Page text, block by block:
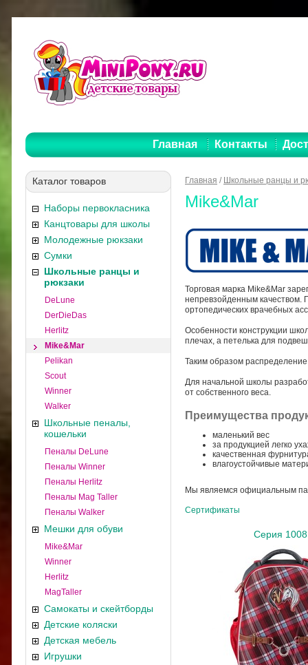
Главная Контакты
Каталог товаров
Наборы первокласника
Канцтовары для школы
Молодежные рюкзаки
Сумки
Школьные ранцы и
рюкзаки
DeLune
DerDieDas
Herlitz
Mike&Mar
Pelikan
Scout
Winner
Walker
Школьные пеналы,
кошельки
Пеналы DeLune
Пеналы Winner
Пеналы Herlitz
Пеналы Mag Taller
Пеналы Walker
Мешки для обуви
Mike&Mar
Winner
Herlitz
MagTaller
Самокаты и скейтборды
Детские коляски
Детская мебель
Игрушки
Главная / Школьные ранцы и
Mike&Mar
Торговая марка Mike&Mar
непревзойденным качеством.
ортопедических врачебных
Особенности конструкции
плечах, а петелька для
Таким образом распределение
Для начальной школы
от собственного веса.
Преимущества
маленький вес
за продукцией легко
качественная
влагоустойчивые
Мы являемся официальным
Сертификаты
Серия 1008